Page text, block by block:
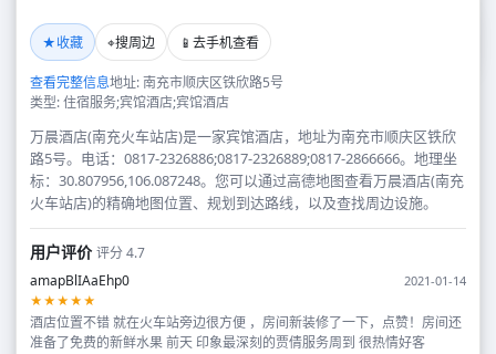
★收藏 ⌖搜周边 📱 去手机查看
查看完整信息地址: 南充市顺庆区铁欣路5号
类型: 住宿服务;宾馆酒店;宾馆酒店
万晨酒店(南充火车站店)是一家宾馆酒店，地址为南充市顺庆区铁欣
路5号。电话：0817-2326886;0817-2326889;0817-2866666。地理坐
标：30.807956,106.087248。您可以通过高德地图查看万晨酒店(南充
火车站店)的精确地图位置、规划到达路线，以及查找周边设施。
用户评价评分 4.7
amapBlIAaEhp0
2021-01-14
★★★★★
酒店位置不错 就在火车站旁边很方便 ，房间新装修了一下，点赞！房间还
准备了免费的新鲜水果 前天 印象最深刻的贾倩服务周到 很热情好客